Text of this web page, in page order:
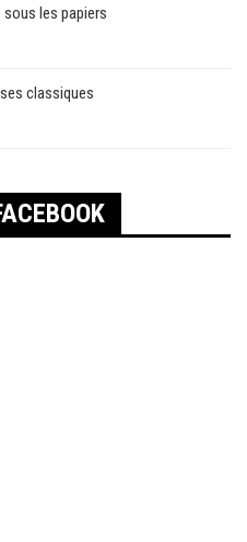
sous les papiers
classiques